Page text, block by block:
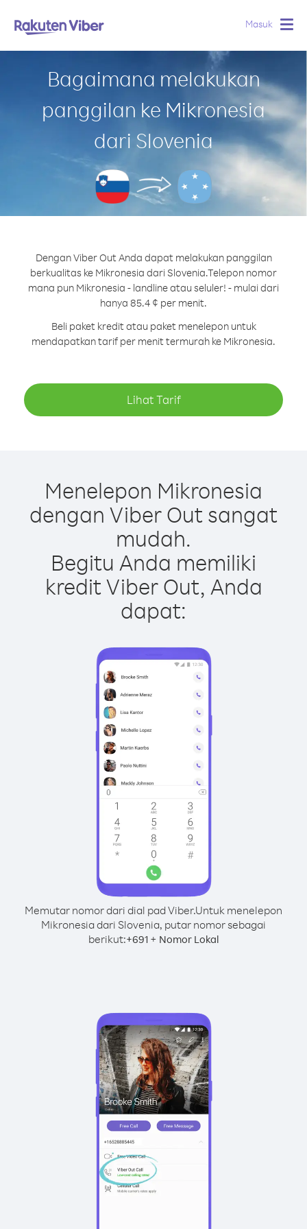
Masuk
Bagaimana melakukan
panggilan ke Mikronesia
dari Slovenia
Dengan Viber Out Anda dapat melakukan panggilan
berkualitas ke Mikronesia dari Slovenia.Telepon nomor
mana pun Mikronesia - landline atau seluler! - mulai dari
hanya 85.4 ¢ per menit.
Beli paket kredit atau paket menelepon untuk
mendapatkan tarif per menit termurah ke Mikronesia.
Lihat Tarif
Menelepon Mikronesia
dengan Viber Out sangat
mudah.
Begitu Anda memiliki
kredit Viber Out, Anda
dapat:
Memutar nomor dari dial pad Viber.Untuk menelepon
Mikronesia dari Slovenia, putar nomor sebagai
berikut:+691+ Nomor Lokal